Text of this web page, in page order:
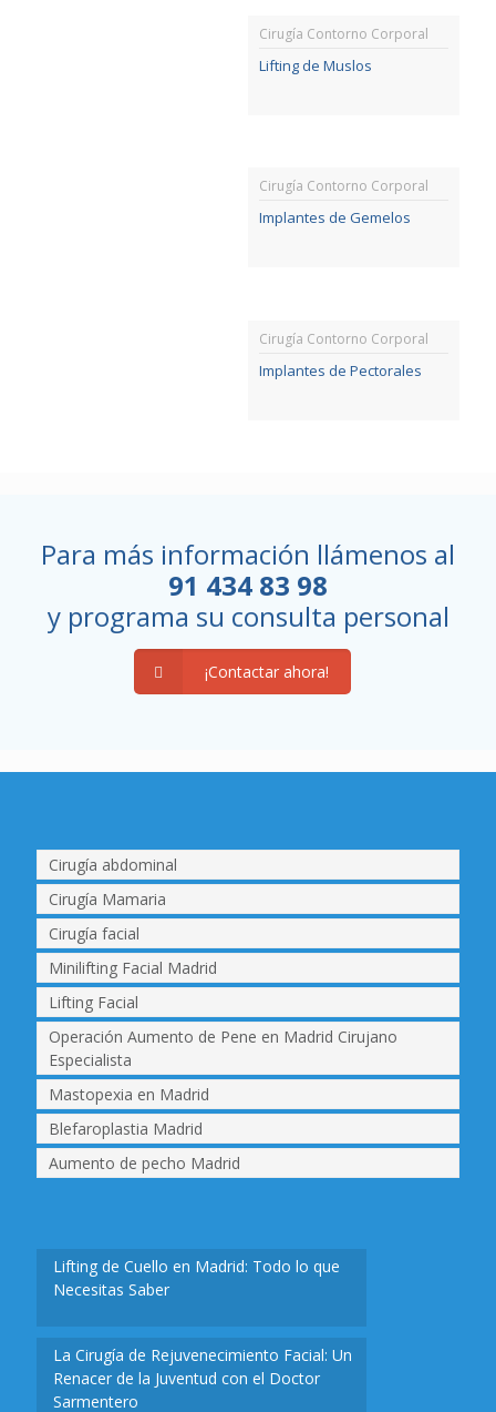
Cirugía Contorno Corporal
Lifting de Muslos
Cirugía Contorno Corporal
Implantes de Gemelos
Cirugía Contorno Corporal
Implantes de Pectorales
Para más información llámenos al
91 434 83 98
y programa su consulta personal
¡Contactar ahora!
Cirugía abdominal
Cirugía Mamaria
Cirugía facial
Minilifting Facial Madrid
Lifting Facial
Operación Aumento de Pene en Madrid Cirujano
Especialista
Mastopexia en Madrid
Blefaroplastia Madrid
Aumento de pecho Madrid
Lifting de Cuello en Madrid: Todo lo que
Necesitas Saber
La Cirugía de Rejuvenecimiento Facial: Un
Renacer de la Juventud con el Doctor
Sarmentero